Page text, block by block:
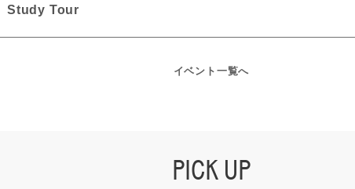
Study Tour
イベント一覧へ
PICK UP